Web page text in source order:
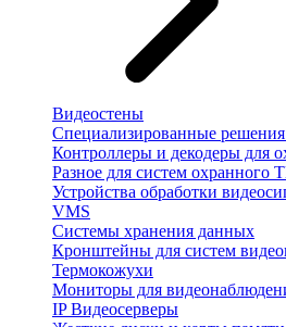
Видеостены
Специализированные
Контроллеры и декодеры для
Разное для систем охранного
Устройства обработки
VMS
Системы хранения данных
Кронштейны для систем
Термокожухи
Мониторы для
IP Видеосерверы